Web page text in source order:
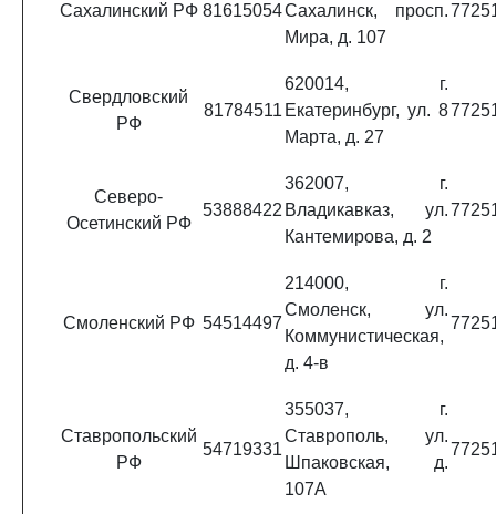
Сахалинский РФ 81615054Сахалинск, просп.
Мира, д. 107
Свердловский
РФ
81784511
620014, г.
Екатеринбург, ул. 8
Марта, д. 27
Северо-
Осетинский РФ
53888422
362007, г.
Владикавказ, ул.
Кантемирова, д. 2
Смоленский РФ 54514497
214000, г.
Смоленск, ул.
Коммунистическая,
д. 4-в
Ставропольский
РФ
54719331
355037, г.
Ставрополь, ул.
Шпаковская, д.
107А